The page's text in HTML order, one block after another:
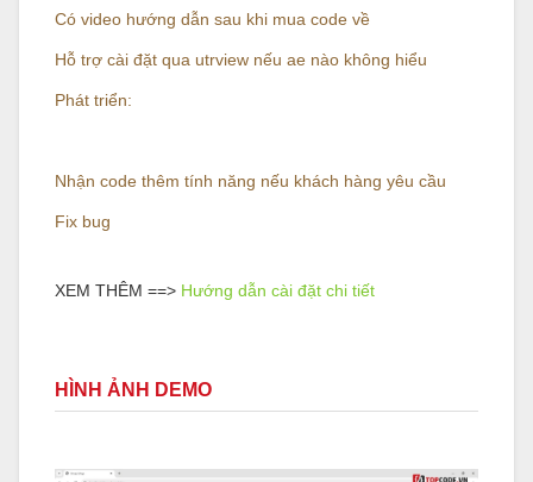
Có video hướng dẫn sau khi mua code về
Hỗ trợ cài đặt qua utrview nếu ae nào không hiểu
Phát triển:
Nhận code thêm tính năng nếu khách hàng yêu cầu
Fix bug
XEM THÊM ==> Hướng dẫn cài đặt chi tiết
HÌNH ẢNH DEMO